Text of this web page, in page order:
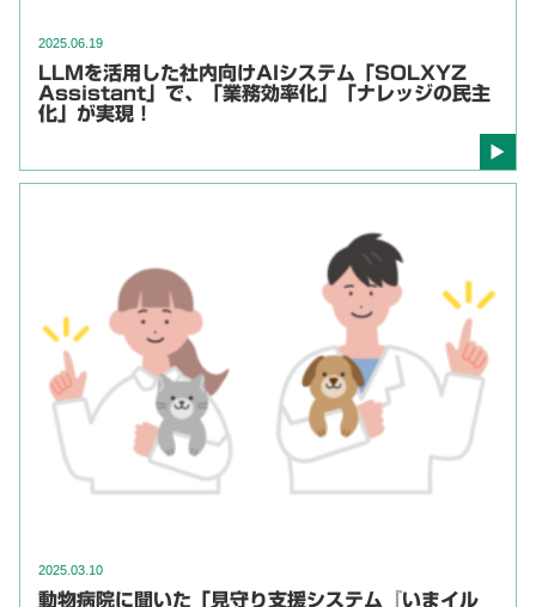
2025.06.19
LLMを活用した社内向けAIシステム「SOLXYZ
Assistant」で、「業務効率化」「ナレッジの民主
化」が実現！
2025.03.10
動物病院に聞いた「見守り支援システム『いまイル